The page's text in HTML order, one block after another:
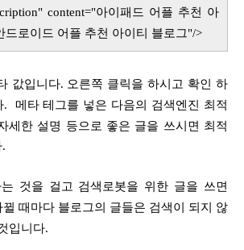
content="아이패드 어플 추천 아
드로이드 어플 추천 아이티 블로그"/>
값입니다. 오른쪽 클릭을 하시고 확인 하
. 메타 테그를 넣은 다음의 검색엔진 최적
세한 설명 등으로 좋은 글을 쓰시면 최적
것을 걸고 검색로봇을 위한 글을 쓰면
때마다 블로그의 글들은 검색이 되지 않
입니다.